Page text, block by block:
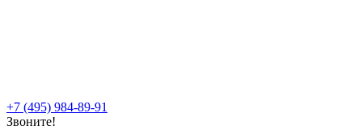
+7 (495) 984-89-91
Звоните!